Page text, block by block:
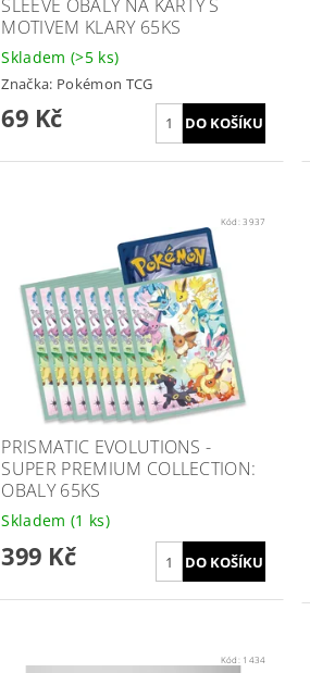
SLEEVE OBALY NA KARTY S
MOTIVEM KLARY 65KS
Skladem (>5 ks)
Značka: Pokémon TCG
69 Kč
Kód:3937
PRISMATIC EVOLUTIONS -
SUPER PREMIUM COLLECTION:
OBALY 65KS
Skladem (1 ks)
399 Kč
Kód: 1434